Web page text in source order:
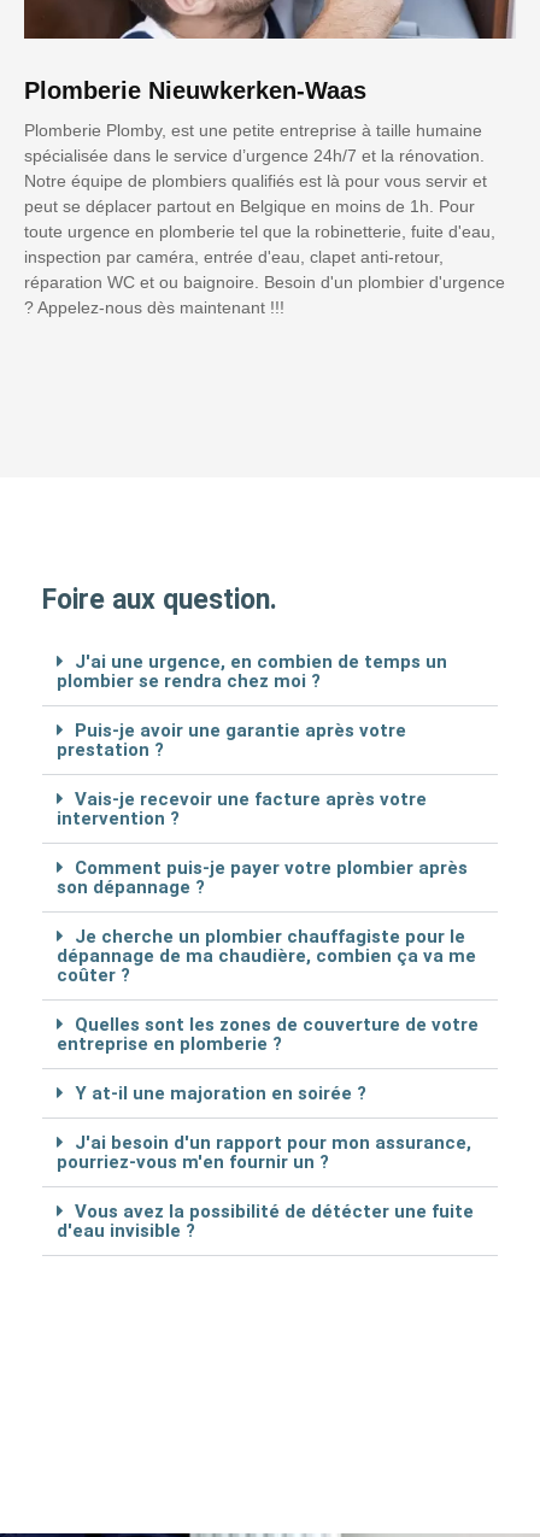
Plomberie Nieuwkerken-Waas
Plomberie Plomby, est une petite entreprise à taille humaine
spécialisée dans le service d’urgence 24h/7 et la rénovation.
Notre équipe de plombiers qualifiés est là pour vous servir et
peut se déplacer partout en Belgique en moins de 1h. Pour
toute urgence en plomberie tel que la robinetterie, fuite d'eau,
inspection par caméra, entrée d'eau, clapet anti-retour,
réparation WC et ou baignoire. Besoin d'un plombier d'urgence
? Appelez-nous dès maintenant !!!
Foire aux question.
J'ai une urgence, en combien de temps un
plombier se rendra chez moi ?
Puis-je avoir une garantie après votre
prestation ?
Vais-je recevoir une facture après votre
intervention ?
Comment puis-je payer votre plombier après
son dépannage ?
Je cherche un plombier chauffagiste pour le
dépannage de ma chaudière, combien ça va me
coûter ?
Quelles sont les zones de couverture de votre
entreprise en plomberie ?
Y at-il une majoration en soirée ?
J'ai besoin d'un rapport pour mon assurance,
pourriez-vous m'en fournir un ?
Vous avez la possibilité de détécter une fuite
d'eau invisible ?